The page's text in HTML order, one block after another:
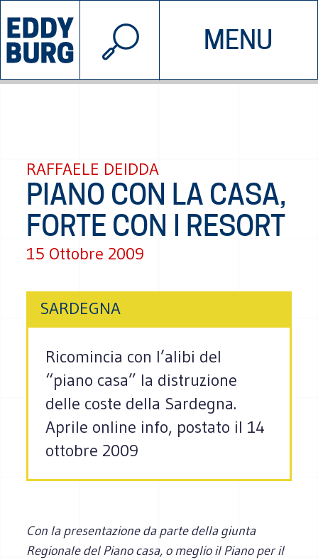
MENU
INIZIATIVE CHI SIAMO
© 2026 EDDYBURG
RAFFAELE DEIDDA
PIANO CON LA CASA,
FORTE CON I RESORT
15 Ottobre 2009
SARDEGNA
Ricomincia con l’alibi del
“piano casa” la distruzione
delle coste della Sardegna.
Aprile online info, postato il 14
ottobre 2009
Con la presentazione da parte della giunta
Regionale del Piano casa, o meglio il Piano per il